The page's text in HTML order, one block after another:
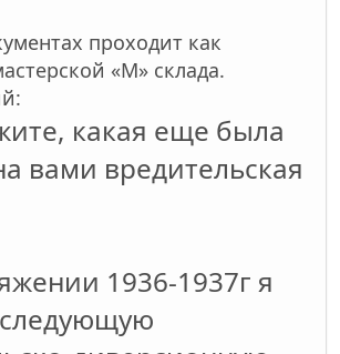
проходит как
«М» склада.
какая еще была
вами вредительская
1936-1937г я